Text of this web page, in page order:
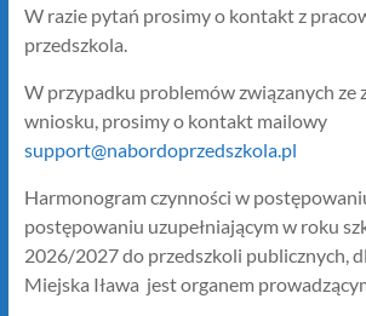
W razie pytań prosimy o kontakt z
przedszkola.
W przypadku problemów związanych ze
wniosku, prosimy o kontakt mailowy
support@nabordoprzedszkola.pl
Harmonogram czynności w
postępowaniu uzupełniającym w roku
2026/2027 do przedszkoli publicznych,
Miejska Iława jest organem